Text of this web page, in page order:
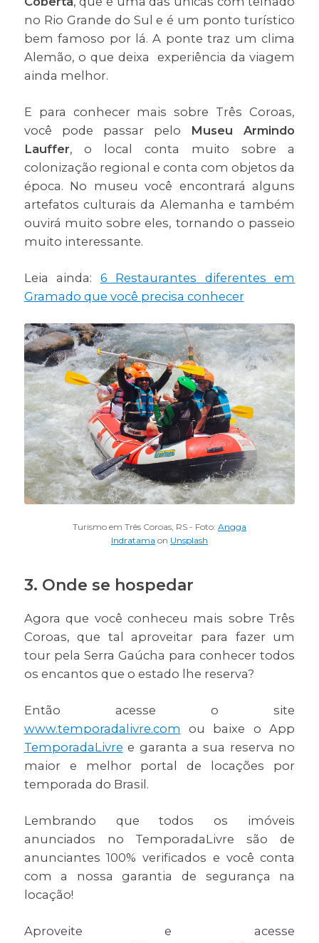
no Rio Grande do Sul e é um ponto turístico
bem famoso por lá. A ponte traz um clima
Alemão, o que deixa experiência da viagem
ainda melhor.
E para conhecer mais sobre Três Coroas,
você pode passar pelo Museu Armindo
Lauffer, o local conta muito sobre a
colonização regional e conta com objetos da
época. No museu você encontrará alguns
artefatos culturais da Alemanha e também
ouvirá muito sobre eles, tornando o passeio
muito interessante.
Leia ainda: 6 Restaurantes diferentes em
Gramado que você precisa conhecer
Turismo em Três Coroas, RS - Foto: Angga
Indratama on Unsplash
3. Onde se hospedar
Agora que você conheceu mais sobre Três
Coroas, que tal aproveitar para fazer um
tour pela Serra Gaúcha para conhecer todos
os encantos que o estado lhe reserva?
Então acesse o site
www.temporadalivre.com ou baixe o App
TemporadaLivre e garanta a sua reserva no
maior e melhor portal de locações por
temporada do Brasil.
Lembrando que todos os imóveis
anunciados no TemporadaLivre são de
anunciantes 100% verificados e você conta
com a nossa garantia de segurança na
locação!
Aproveite e acesse